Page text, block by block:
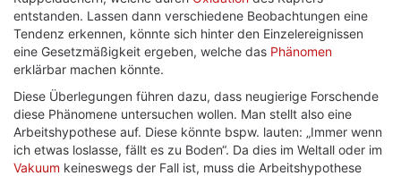
entstanden. Lassen dann verschiedene Beobachtungen eine
Tendenz erkennen, könnte sich hinter den Einzelereignissen
eine Gesetzmäßigkeit ergeben, welche das Phänomen
erklärbar machen könnte.
Diese Überlegungen führen dazu, dass neugierige Forschende
diese Phänomene untersuchen wollen. Man stellt also eine
Arbeitshypothese auf. Diese könnte bspw. lauten: „Immer wenn
ich etwas loslasse, fällt es zu Boden“. Da dies im Weltall oder im
Vakuum keineswegs der Fall ist, muss die Arbeitshypothese